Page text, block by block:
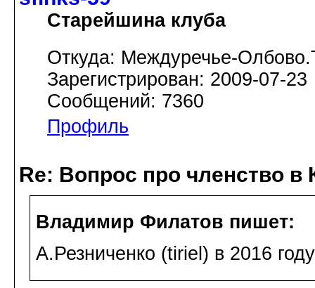
Старейшина клуба
Откуда: Междуречье-
Зарегистрирован: 2009-07-23
Сообщений: 7360
Профиль
Re: Вопрос про членство в
Владимир Филатов пишет:
А.Резниченко (tiriel) в 2016